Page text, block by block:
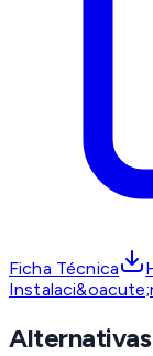
Ficha Técnica